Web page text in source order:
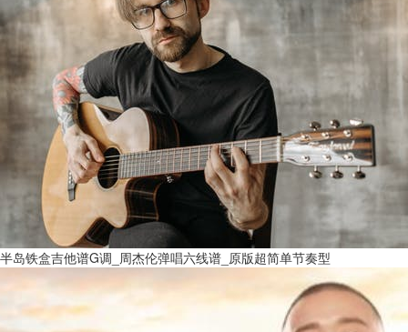
半岛铁盒吉他谱G调_周杰伦弹唱六线谱_原版超简单节奏型